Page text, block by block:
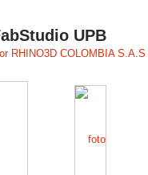
UPB
RHINO3D COLOMBIA S.A.S